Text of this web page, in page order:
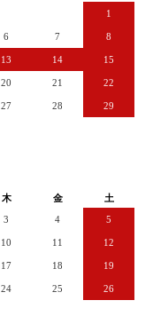
1
6 7 8
13 14 15
20 21 22
27 28 29
木 金
土
3 4 5
10 11 12
17 18 19
24 25 26